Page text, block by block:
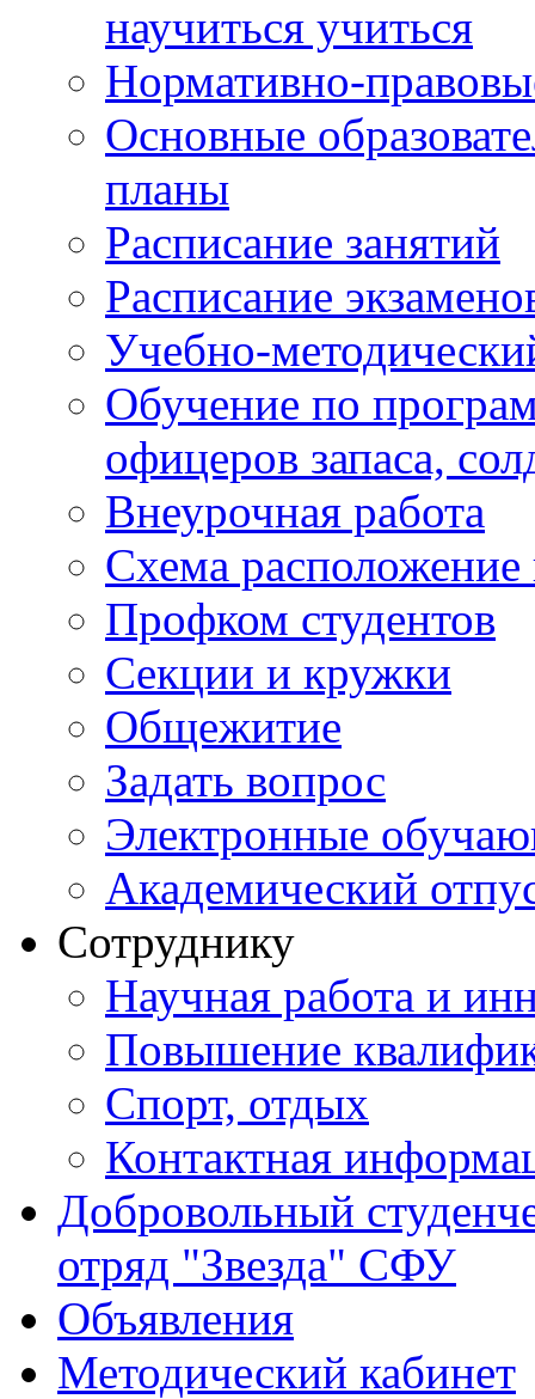
научиться учиться
Нормативно-
Основные
планы
Расписание занятий
Расписание
Учебно-
Обучение по
офицеров запаса,
Внеурочная работа
Схема расположение
Профком студентов
Секции и кружки
Общежитие
Задать вопрос
Электронные
Академический
Сотруднику
Научная работа и
Повышение
Спорт, отдых
Контактная
Добровольный
отряд "Звезда" СФУ
Объявления
Методический кабинет